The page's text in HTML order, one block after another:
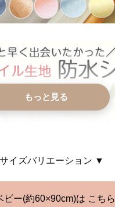
もっと見る
イズバリエーション ▼
ビー(約60×90cm)は こちら